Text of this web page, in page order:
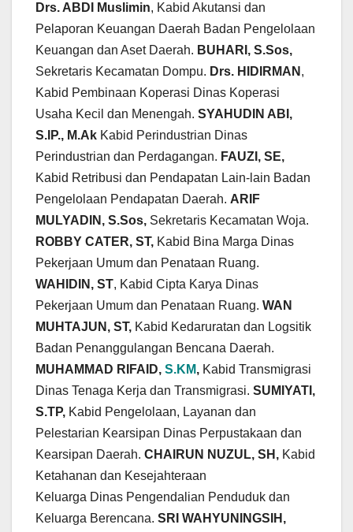
Drs. ABDI Muslimin, Kabid Akutansi dan
Pelaporan Keuangan Daerah Badan Pengelolaan
Keuangan dan Aset Daerah. BUHARI, S.Sos,
Sekretaris Kecamatan Dompu. Drs. HIDIRMAN ,
Kabid Pembinaan Koperasi Dinas Koperasi
Usaha Kecil dan Menengah. SYAHUDIN ABI,
S.IP., M.Ak Kabid Perindustrian Dinas
Perindustrian dan Perdagangan. FAUZI, SE,
Kabid Retribusi dan Pendapatan Lain-lain Badan
Pengelolaan Pendapatan Daerah. ARIF
MULYADIN, S.Sos, Sekretaris Kecamatan Woja.
ROBBY CATER, ST, Kabid Bina Marga Dinas
Pekerjaan Umum dan Penataan Ruang.
WAHIDIN, ST, Kabid Cipta Karya Dinas
Pekerjaan Umum dan Penataan Ruang. WAN
MUHTAJUN, ST, Kabid Kedaruratan dan Logsitik
Badan Penanggulangan Bencana Daerah.
MUHAMMAD RIFAID, S.KM, Kabid Transmigrasi
Dinas Tenaga Kerja dan Transmigrasi. SUMIYATI,
S.TP, Kabid Pengelolaan, Layanan dan
Pelestarian Kearsipan Dinas Perpustakaan dan
Kearsipan Daerah. CHAIRUN NUZUL, SH, Kabid
Ketahanan dan Kesejahteraan
Keluarga Dinas Pengendalian Penduduk dan
Keluarga Berencana. SRI WAHYUNINGSIH,